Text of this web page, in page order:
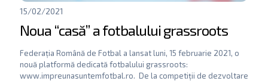
15/02/2021
Noua “casă” a fotbalului grassroots
Federația Română de Fotbal a lansat luni, 15 februarie 2021, o
nouă platformă dedicată fotbalului grassroots:
www.impreunasuntemfotbal.ro. De la competiții de dezvoltare